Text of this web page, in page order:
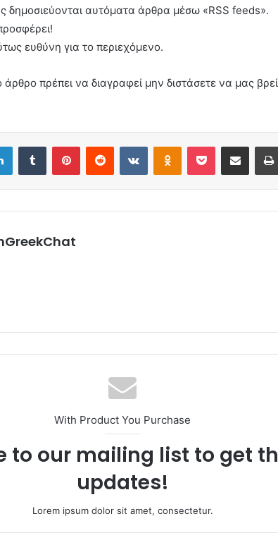
δημοσιεύονται αυτόματα άρθρα μέσω «RSS feeds».
ευθύνη για το περιεχόμενο.
άρθρο πρέπει να διαγραφεί μην διστάσετε να μας
LinkedInTumblr PinterestReddit VKontakteOdnoklassniki
Pocket Share via Email
With Product You Purchase
to our mailing list to get
updates!
Lorem ipsum dolor sit amet, consectetur.